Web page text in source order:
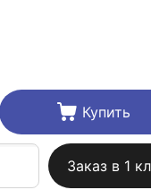
Купить
Заказ в 1